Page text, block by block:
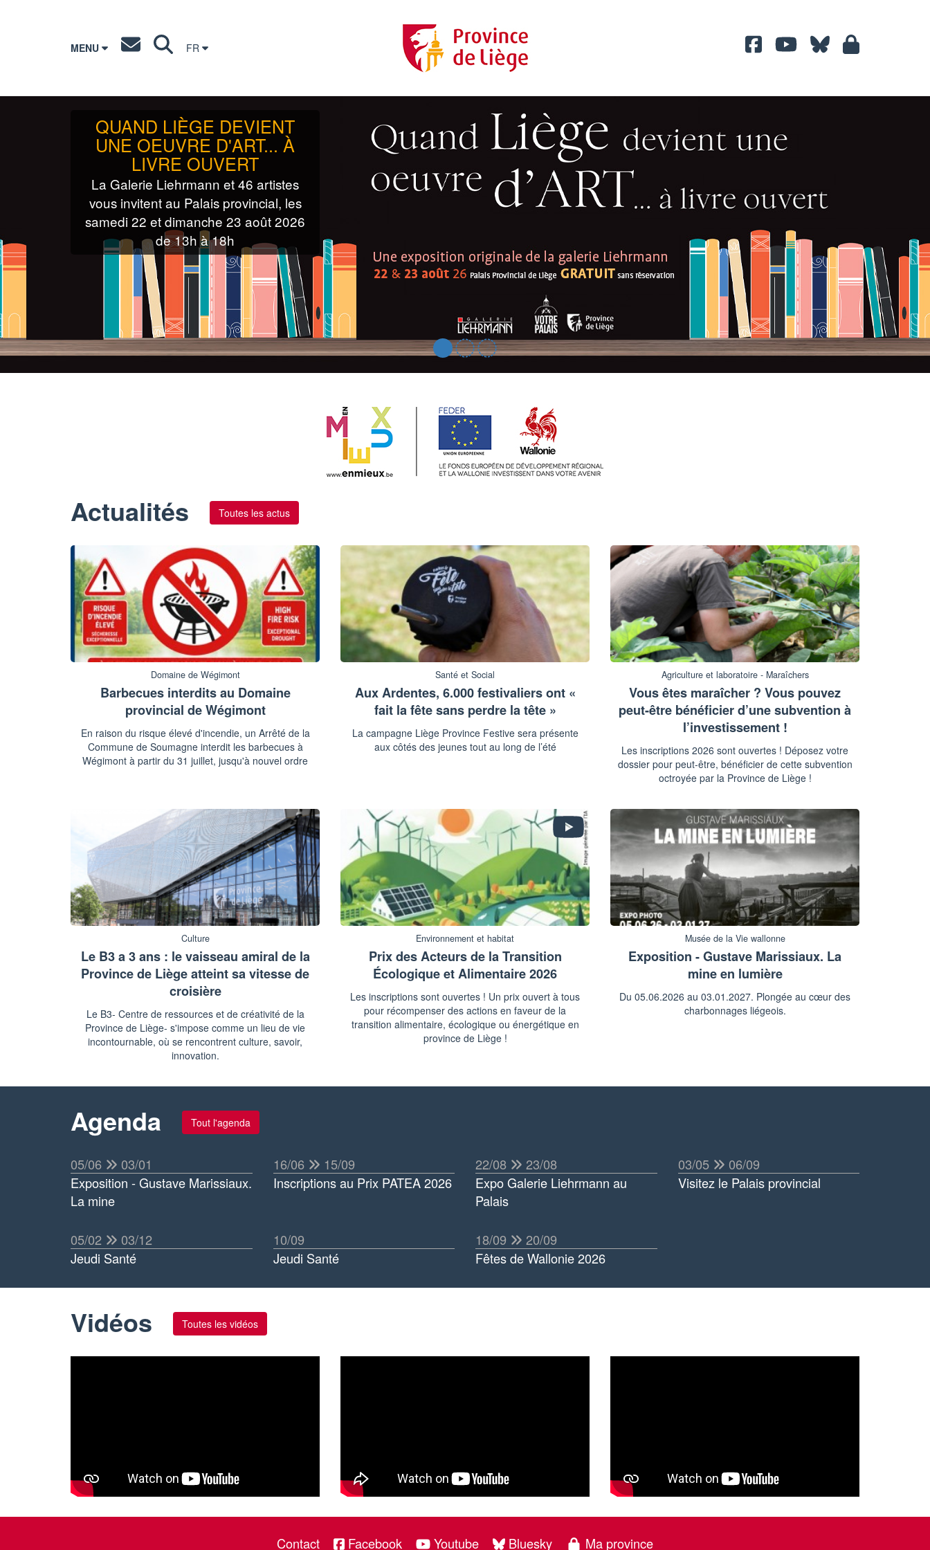
MENU FR
QUAND LIÈGE DEVIENT
UNE OEUVRE D'ART... À
LIVRE OUVERT
La Galerie Liehrmann et 46 artistes
vous invitent au Palais provincial, les
samedi 22 et dimanche 23 août 2026
de 13h à 18h
Actualités Toutes les actus
Domaine de Wégimont
Barbecues interdits au Domaine
provincial de Wégimont
En raison du risque élevé d'incendie, un Arrêté de la
Commune de Soumagne interdit les barbecues à
Wégimont à partir du 31 juillet, jusqu'à nouvel ordre
Santé et Social
Aux Ardentes, 6.000 festivaliers ont «
fait la fête sans perdre la tête »
La campagne Liège Province Festive sera présente
aux côtés des jeunes tout au long de l’été
Agriculture et laboratoire - Maraîchers
Vous êtes maraîcher ? Vous pouvez
peut-être bénéficier d’une subvention à
l’investissement !
Les inscriptions 2026 sont ouvertes ! Déposez votre
dossier pour peut-être, bénéficier de cette subvention
octroyée par la Province de Liège !
Culture
Le B3 a 3 ans : le vaisseau amiral de la
Province de Liège atteint sa vitesse de
croisière
Le B3- Centre de ressources et de créativité de la
Province de Liège- s'impose comme un lieu de vie
incontournable, où se rencontrent culture, savoir,
innovation.
Environnement et habitat
Prix des Acteurs de la Transition
Écologique et Alimentaire 2026
Les inscriptions sont ouvertes ! Un prix ouvert à tous
pour récompenser des actions en faveur de la
transition alimentaire, écologique ou énergétique en
province de Liège !
Musée de la Vie wallonne
Exposition - Gustave Marissiaux. La
mine en lumière
Du 05.06.2026 au 03.01.2027. Plongée au cœur des
charbonnages liégeois.
Agenda Tout l'agenda
05/06
03/01
Exposition - Gustave Marissiaux.
La mine
16/06
15/09
Inscriptions au Prix PATEA 2026
22/08
23/08
Expo Galerie Liehrmann au
Palais
03/05
06/09
Visitez le Palais provincial
05/02
03/12
Jeudi Santé
10/09
Jeudi Santé
18/09
20/09
Fêtes de Wallonie 2026
Vidéos Toutes les vidéos
Contact Facebook Youtube Bluesky Ma province